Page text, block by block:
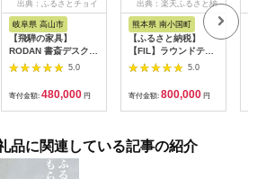
出典：ふるさとチョイ
岐阜県 高山市
【飛騨の家具】
RODAN 書斎デスク
ホワイトオーク
DE320N | デスク 机
飛騨産業 家具 飛騨高
山 学習机 学習デスク
め 有限会社家具木の
國屋 ES026
5.0
寄付金額: 480,000 円
出典：楽天ふるさと納
熊本県 南小国町
【ふるさと納税】
【FIL】ラウンドテー
ブル MASS Series
900Round Table -
Natural Wood &
Copper Frame- 小
国杉 テーブル 丸テー
具 木製 小国杉 無垢材
天然木 おしゃれ リビ
5.0
寄付金額: 800,000 円
品に関連している記事の紹介